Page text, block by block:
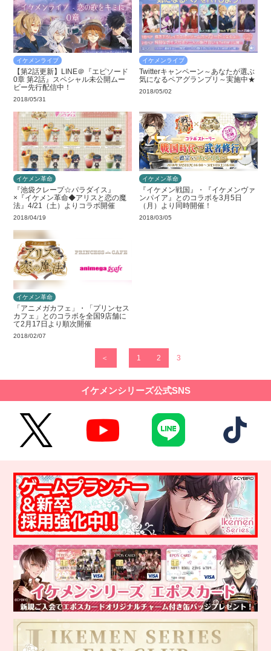
イケメンライブ
【第2話更新】LINE＠『エピソード
0章 第2話』スペシャル未公開ムー
ビー先行配信中！
2018/05/31
イケメンライブ
Twitterキャンペーン～あなたが選ぶ
気になるペアグランプリ～実施中★
2018/05/02
イケメン革命
『池袋クレープ☆パラダイス』
×『イケメン革命◆アリスと恋の魔
法』4/21（土）よりコラボ開催
2018/04/19
イケメン革命
『イケメン戦国』・『イケメンヴァ
ンパイア』とのコラボを3月5日
（月）より同時開催！
2018/03/05
イケメン革命
「アニメガカフェ」・「プリンセス
カフェ」とのコラボを全国9店舗に
て2月17日より順次開催
2018/02/07
＜ 1 2 3
イケメンシリーズ公式SNS